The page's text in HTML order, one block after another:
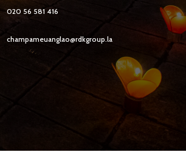
020 56 581 416
champameuanglao@rdkgroup.la